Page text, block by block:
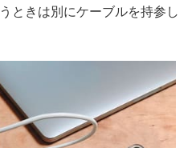
ときは別にケーブルを持参し